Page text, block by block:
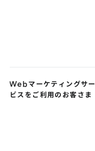
Webマーケティングサー
ビスをご利用のお客さま